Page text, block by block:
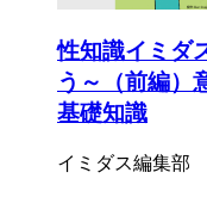
性知識イミダ
う～（前編）
基礎知識
イミダス編集部